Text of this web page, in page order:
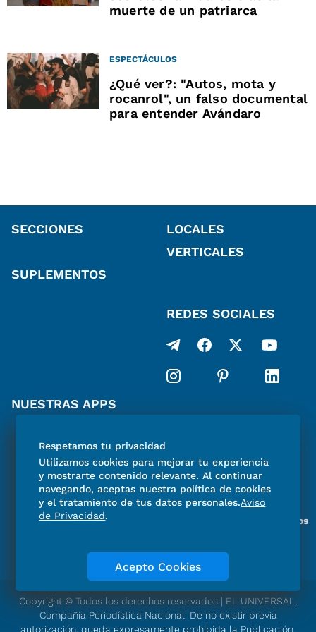
muerte de un patriarca
ESPECTÁCULOS
¿Qué ver?: "Autos, mota y
rocanrol", un falso documental
para entender Avándaro
SECCIONES
SUPLEMENTOS
VERTICALES
LOCALES
REDES SOCIALES
Miembro del Grupo de Diarios
NUESTRAS APPS
Copyright © Todos los derechos reservados | EL UNIVERSAL,
Compañía Periodística Nacional. De no existir previa
autorización, queda expresamente prohibida la Publicación,
Respetamos tu privacidad
Utilizamos cookies para mejorar tu experiencia
y mostrarte contenido relevante. Al continuar
navegando, aceptas nuestra política de cookies
y el tratamiento de tus datos personales.Aviso
de Privacidad.
Acepto Cookies